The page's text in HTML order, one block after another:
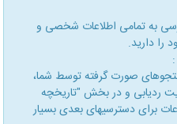
به تمامی اطلاعات شخصی و
را دارید.
صورت گرفته توسط شما،
ردیابی و در بخش "تاریخچه
برای دسترسیهای بعدی بسیار